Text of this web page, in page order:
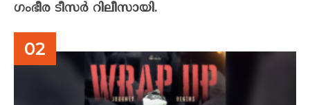
ഗംഭീര ടീസർ റിലീസായി.